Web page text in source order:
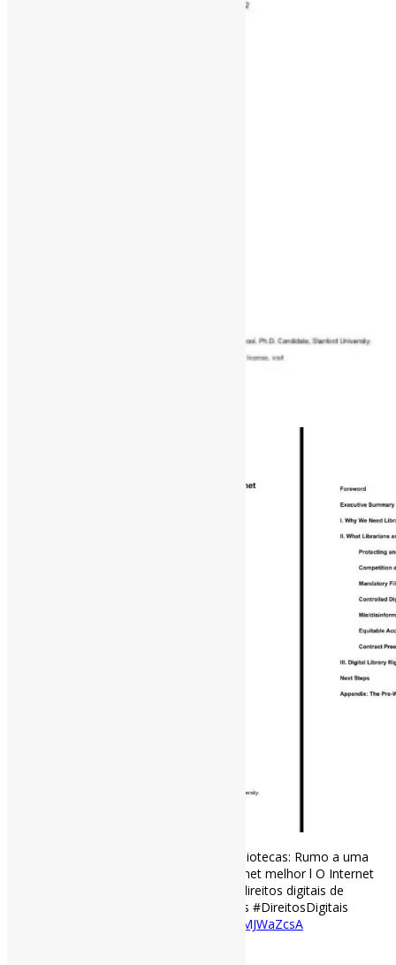
Garantindo os direitos digitais para as bibliotecas: Rumo a uma
agenda política afirmativa para uma Internet melhor l O Internet
Archive lançou um guia para garantia de direitos digitais de
bibliotecas. #InternetArchives #Bibliotecas #DireitosDigitais
https://t.co/azMJWaZcsA